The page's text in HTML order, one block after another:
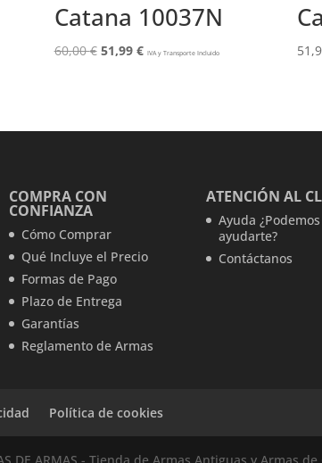
Catana 10037N
60,00€ El
60,00 €.
51,99 €El
51,99 €.
IVA y Transporte Incluido
COMPRA CON
CONFIANZA
Cómo Comprar
Qué Incluye el Precio
Formas de Pago
Plazo de Entrega
Garantías
Reglamento de Armas
ATENCIÓN AL
Ayuda ¿Podemos
ayudarte?
Contáctanos
Política de cookies